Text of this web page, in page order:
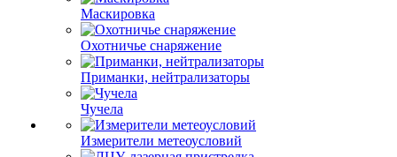
Маскировка
Охотничье снаряжение
Приманки, нейтрализаторы
Чучела
Измерители метеоусловий